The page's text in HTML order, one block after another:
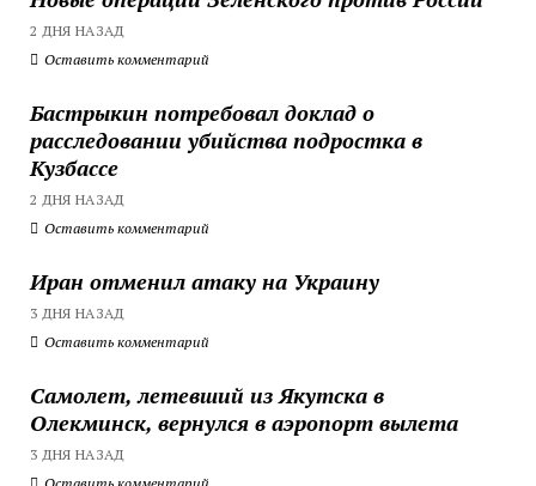
2 ДНЯ НАЗАД
Оставить комментарий
Бастрыкин потребовал доклад о
расследовании убийства подростка в
Кузбассе
2 ДНЯ НАЗАД
Оставить комментарий
Иран отменил атаку на Украину
3 ДНЯ НАЗАД
Оставить комментарий
Самолет, летевший из Якутска в
Олекминск, вернулся в аэропорт вылета
3 ДНЯ НАЗАД